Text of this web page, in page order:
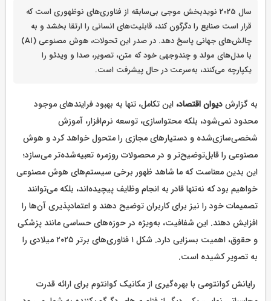
سال 2025 نویدبخش موجی بی‌سابقه از فناوری‌های نوظهوری است که
قرار است صنایع را دگرگون کند، قابلیت‌های انسانی را ارتقا بخشد و به
چالش‌های جهانی پاسخ دهد. در صدر این تحولات، هوش مصنوعی (AI)
با مدل‌های مولد و چندوجهی خود که متن، تصویر، صدا و ویدئو را
یکپارچه می‌کنند، به‌سرعت در حال پیشرفت است.
به گزارشدیوان اقتصاد، این تکامل، تنها به بهبود فرایندهای موجود
محدود نمی‌شود، بلکه محتواسازی، توسعه نرم‌افزار، آموزش
شخصی‌سازی‌شده و دستیارهای مجازی را متحول خواهد کرد و هوش
مصنوعی را قابل‌توضیح‌تر و در محصولات روزمره تعبیه‌شده‌تر می‌سازد؛
این بدین معناست که ما شاهد ظهور برخی سیستم‌های هوش مصنوعی
خواهیم بود که نه‌تنها قادر به انجام وظایف پیچیده‌اند، بلکه می‌توانند
تصمیمات خود را نیز برای کاربران توضیح دهند و اعتمادپذیری آن‌ها را
افزایش دهند. این شفافیت، به‌ویژه در حوزه‌های حساسی مانند پزشکی
و حقوق، اهمیت بسزایی دارد. شکل ۱ فناوری‌های برتر ۲۰۲۵ میلادی را
به تصویر کشیده است.
رایانش کوانتومی با بهره‌گیری از مکانیک کوانتوم برای ارائه قدرت